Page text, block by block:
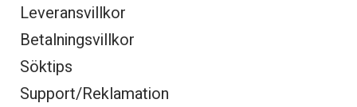
Leveransvillkor
Betalningsvillkor
Söktips
Support/Reklamation